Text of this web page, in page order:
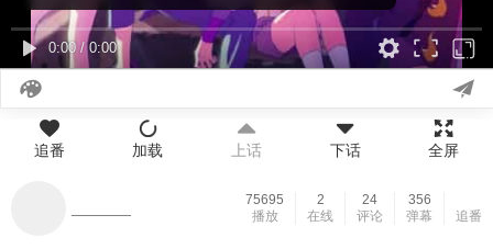
0:00 / 0:00
追番 加载 上话 下话 全屏
75695
播放
2
在线
24
评论
356
弹幕
追番